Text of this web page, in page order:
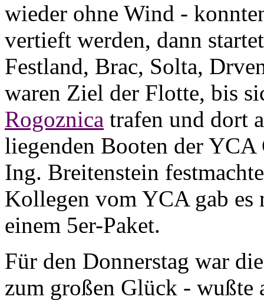
wieder ohne Wind -
vertieft werden, dann
Festland, Brac, Solta,
waren Ziel der Flotte, bis
Rogoznica trafen und dort
liegenden Booten der
Ing. Breitenstein
Kollegen vom YCA gab
einem 5er-Paket.
Für den Donnerstag war
zum großen Glück -